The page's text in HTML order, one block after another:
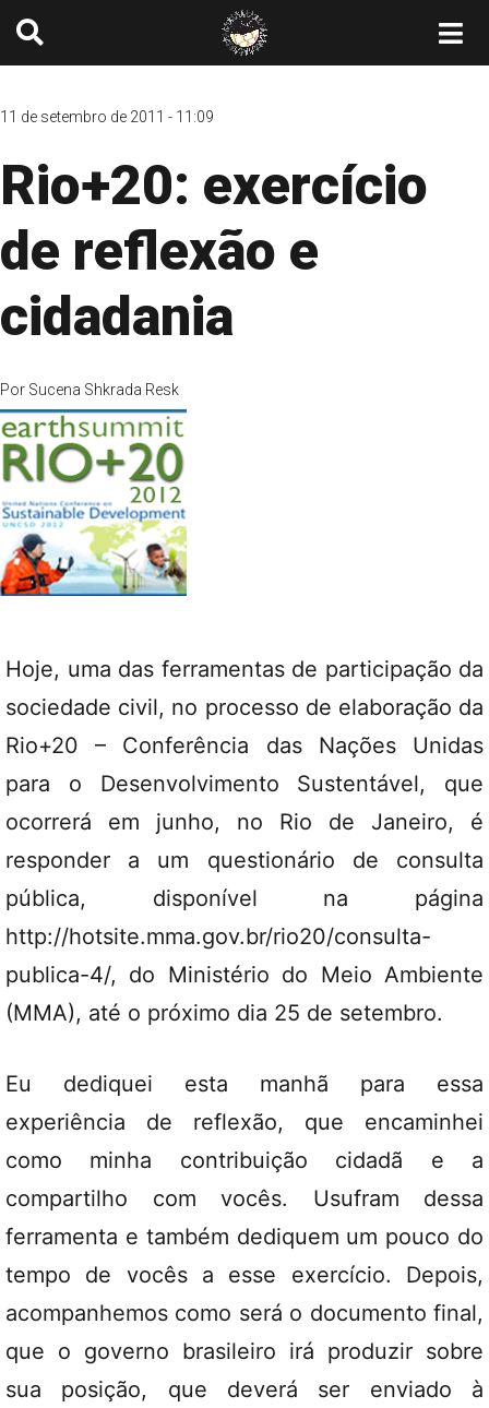
11 de setembro de 2011 - 11:09
Rio+20: exercício
de reflexão e
cidadania
Por Sucena Shkrada Resk
Hoje, uma das ferramentas de participação da
sociedade civil, no processo de elaboração da
Rio+20 – Conferência das Nações Unidas
para o Desenvolvimento Sustentável, que
ocorrerá em junho, no Rio de Janeiro, é
responder a um questionário de consulta
pública, disponível na página
http://hotsite.mma.gov.br/rio20/consulta-
publica-4/, do Ministério do Meio Ambiente
(MMA), até o próximo dia 25 de setembro.
Eu dediquei esta manhã para essa
experiência de reflexão, que encaminhei
como minha contribuição cidadã e a
compartilho com vocês. Usufram dessa
ferramenta e também dediquem um pouco do
tempo de vocês a esse exercício. Depois,
acompanhemos como será o documento final,
que o governo brasileiro irá produzir sobre
sua posição, que deverá ser enviado à